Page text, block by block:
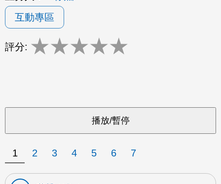
互動專區
評分: ★★★★★
1 2 3 4 5 6 7